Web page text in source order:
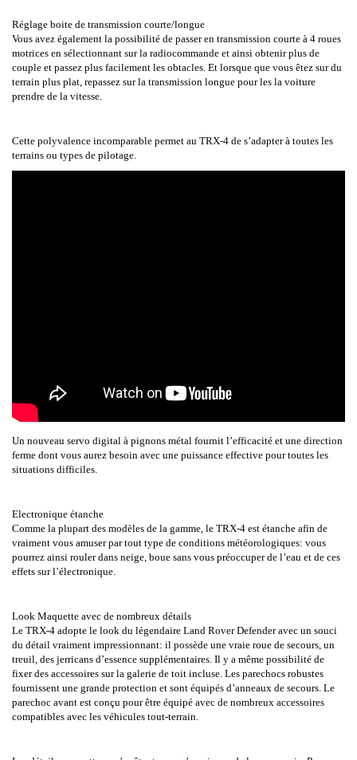
Réglage boite de transmission courte/longue
Vous avez également la possibilité de passer en transmission courte à 4 roues
motrices en sélectionnant sur la radiocommande et ainsi obtenir plus de
couple et passez plus facilement les obtacles. Et lorsque que vous êtez sur du
terrain plus plat, repassez sur la transmission longue pour les la voiture
prendre de la vitesse.
Cette polyvalence incomparable permet au TRX-4 de s’adapter à toutes les
terrains ou types de pilotage.
Un nouveau servo digital à pignons métal fournit l’efficacité et une direction
ferme dont vous aurez besoin avec une puissance effective pour toutes les
situations difficiles.
Electronique étanche
Comme la plupart des modèles de la gamme, le TRX-4 est étanche afin de
vraiment vous amuser par tout type de conditions météorologiques: vous
pourrez ainsi rouler dans neige, boue sans vous préoccuper de l’eau et de ces
effets sur l’électronique.
Look Maquette avec de nombreux détails
Le TRX-4 adopte le look du légendaire Land Rover Defender avec un souci
du détail vraiment impressionnant: il possède une vraie roue de secours, un
treuil, des jerricans d’essence supplémentaires. Il y a même possibilité de
fixer des accessoires sur la galerie de toit incluse. Les parechocs robustes
fournissent une grande protection et sont équipés d’anneaux de secours. Le
parechoc avant est conçu pour être équipé avec de nombreux accessoires
compatibles avec les véhicules tout-terrain.